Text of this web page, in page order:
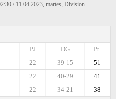
/ 11.04.2023, martes, Division
Pt.
DG
PJ
51
39-15
22
41
40-29
22
38
34-21
22